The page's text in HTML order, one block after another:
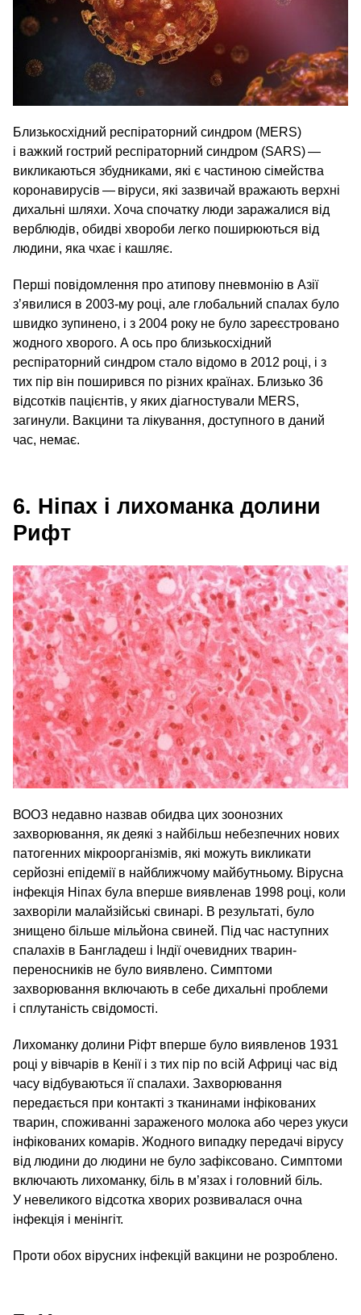
Близькосхідний респіраторний синдром (MERS)
і важкий гострий респіраторний синдром (SARS) —
викликаються збудниками, які є частиною сімейства
коронавирусів — віруси, які зазвичай вражають верхні
дихальні шляхи. Хоча спочатку люди заражалися від
верблюдів, обидві хвороби легко поширюються від
людини, яка чхає і кашляє.
Перші повідомлення про атипову пневмонію в Азії
з’явилися в 2003-му році, але глобальний спалах було
швидко зупинено, і з 2004 року не було зареєстровано
жодного хворого. А ось про близькосхідний
респіраторний синдром стало відомо в 2012 році, і з
тих пір він поширився по різних країнах. Близько 36
відсотків пацієнтів, у яких діагностували MERS,
загинули. Вакцини та лікування, доступного в даний
час, немає.
6. Ніпах і лихоманка долини
Рифт
ВООЗ недавно назвав обидва цих зоонозних
захворювання, як деякі з найбільш небезпечних нових
патогенних мікроорганізмів, які можуть викликати
серйозні епідемії в найближчому майбутньому. Вірусна
інфекція Ніпах була вперше виявлена​в 1998 році, коли
захворіли малайзійські свинарі. В результаті, було
знищено більше мільйона свиней. Під час наступних
спалахів в Бангладеш і Індії очевидних тварин-
переносників не було виявлено. Симптоми
захворювання включають в себе дихальні проблеми
і сплутаність свідомості.
Лихоманку долини Ріфт вперше було виявлено​в 1931
році у вівчарів в Кенії і з тих пір по всій Африці час від
часу відбуваються її спалахи. Захворювання
передається при контакті з тканинами інфікованих
тварин, споживанні зараженого молока або через укуси
інфікованих комарів. Жодного випадку передачі вірусу
від людини до людини не було зафіксовано. Симптоми
включають лихоманку, біль в м’язах і головний біль.
У невеликого відсотка хворих розвивалася очна
інфекція і менінгіт.
Проти обох вірусних інфекцій вакцини не розроблено.